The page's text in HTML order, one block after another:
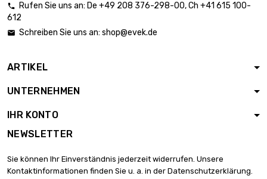
Durchmesser : 0.2mm
5,90 €
Durchmesser : 0.2mm
Länge : 10 Meter
 Rufen Sie uns an: De +49 208 376-298-00, Ch +41 615 100-
612
 Schreiben Sie uns an: shop@evek.de
ARTIKEL
UNTERNEHMEN
IHR KONTO
NEWSLETTER
Sie können Ihr Einverständnis jederzeit widerrufen. Unsere
Kontaktinformationen finden Sie u. a. in der Datenschutzerklärung.